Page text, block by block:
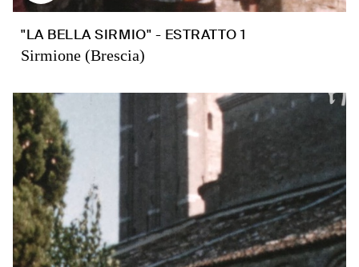
"LA BELLA SIRMIO" - ESTRATTO 1
Sirmione (Brescia)